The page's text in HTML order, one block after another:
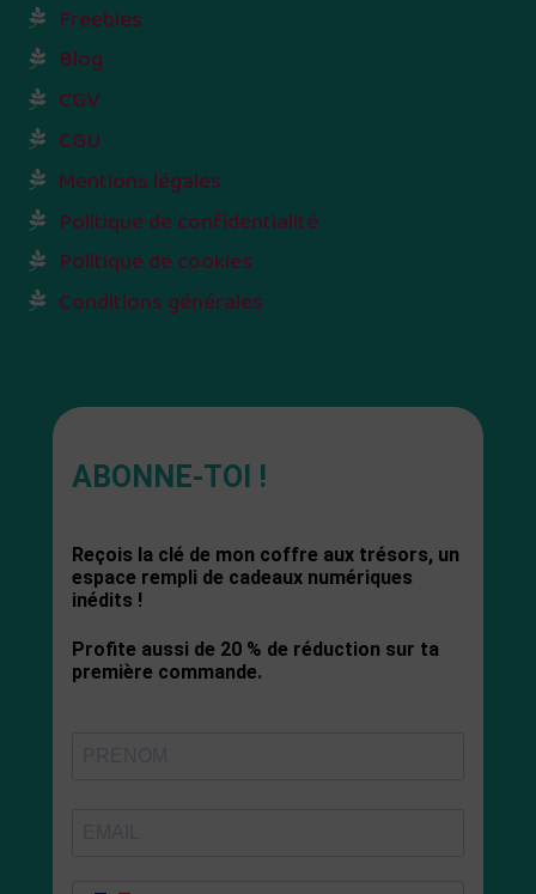
Freebies
Blog
CGV
CGU
Mentions légales
Politique de confidentialité
Politique de cookies
Conditions générales